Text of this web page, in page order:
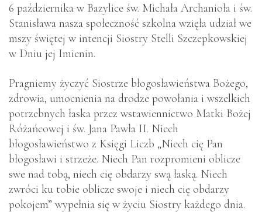
6 października w Bazylice św. Michała Archanioła i św.
Stanisława nasza społeczność szkolna wzięła udział we
mszy świętej w intencji Siostry Stelli Szczepkowskiej
w Dniu jej Imienin.
Pragniemy życzyć Siostrze błogosławieństwa Bożego,
zdrowia, umocnienia na drodze powołania i wszelkich
potrzebnych łaska przez wstawiennictwo Matki Bożej
Różańcowej i św. Jana Pawła II. Niech
błogosławieństwo z Księgi Liczb „Niech cię Pan
błogosławi i strzeże. Niech Pan rozpromieni oblicze
swe nad tobą, niech cię obdarzy swą łaską. Niech
zwróci ku tobie oblicze swoje i niech cię obdarzy
pokojem” wypełnia się w życiu Siostry każdego dnia.